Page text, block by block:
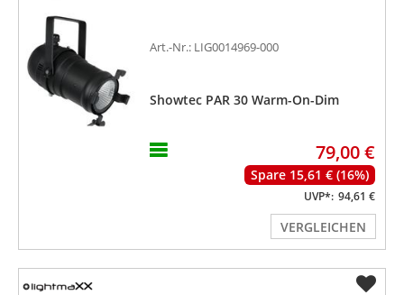
Art.-Nr.: LIG0014969-000
Showtec PAR 30 Warm-On-Dim
79,00 €
Spare 15,61 € (16%)
UVP*: 94,61 €
VERGLEICHEN